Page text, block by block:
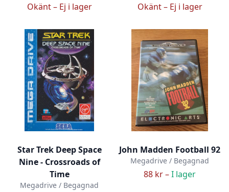
Okänt – Ej i lager Okänt – Ej i lager
Star Trek Deep Space
Nine - Crossroads of
Time
Megadrive / Begagnad
John Madden Football 92
Megadrive / Begagnad
88 kr –I lager